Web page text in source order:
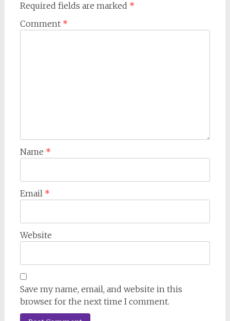
Required fields are marked *
Comment *
Name *
Email *
Website
Save my name, email, and website in this
browser for the next time I comment.